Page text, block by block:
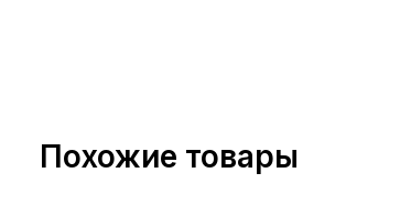
Похожие товары